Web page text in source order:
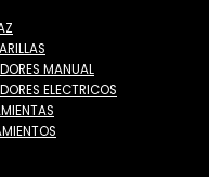
MANUAL
ELECTRICOS